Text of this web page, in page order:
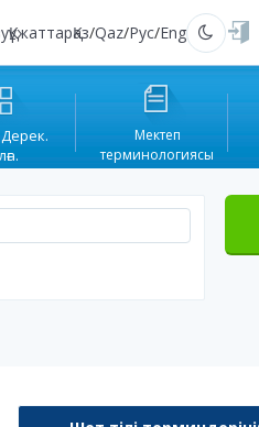
ҚұжаттарҚаз/Qaz/Рус/Eng Қараңғы
Мектеп
терминологиясы